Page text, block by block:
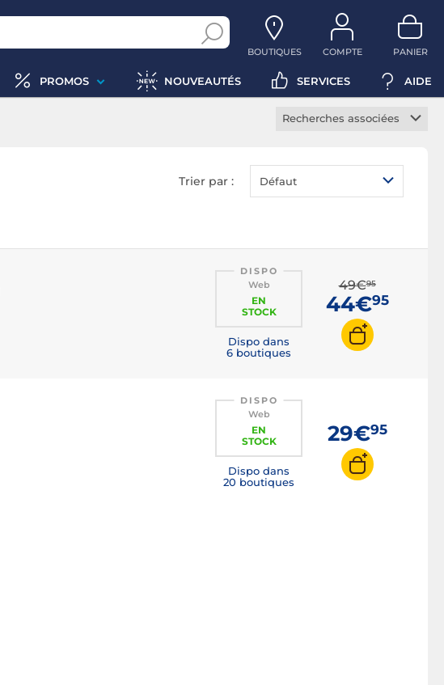
BOUTIQUES COMPTE PANIER
PROMOS NOUVEAUTÉS SERVICES AIDE
Recherches associées
Manette PC sans fil
Trier par : Défaut
DISPO
Web
EN
STOCK
Dispo dans
6 boutiques
49€95
44€95
DISPO
Web
EN
STOCK
Dispo dans
20 boutiques
29€95